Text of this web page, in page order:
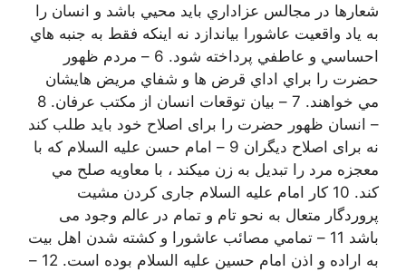
شعارها در مجالس عزاداري بايد محيي باشد و انسان را
به ياد واقعیت عاشورا بياندازد نه اينكه فقط به جنبه هاي
احساسي و عاطفي پرداخته شود. 6 – مردم ظهور
حضرت را براي اداي قرض ها و شفاي مريض هايشان
مي خواهند. 7 – بیان توقعات انسان از مكتب عرفان. 8
– انسان ظهور حضرت را برای اصلاح خود باید طلب کند
نه برای اصلاح دیگران 9 – امام حسن عليه السلام كه با
معجزه مرد را تبديل به زن ميكند ، با معاويه صلح مي
كند. 10 كار امام علیه السلام جاری کردن مشیت
پروردگار متعال به نحو تام و تمام در عالم وجود می
باشد 11 – تمامي مصائب عاشورا و كشته شدن اهل بيت
به اراده و اذن امام حسين عليه السلام بوده است. 12 –